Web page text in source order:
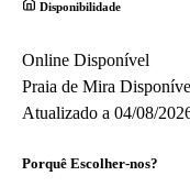
Disponibilidade
Online Disponível
Praia de Mira
Atualizado a 04/08/
Porquê Escolher-nos?